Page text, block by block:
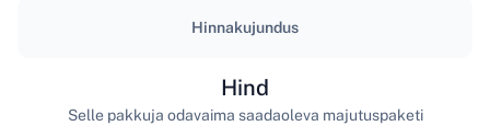
Hinnakujundus
Hind
Selle pakkuja odavaima saadaoleva majutuspaketi